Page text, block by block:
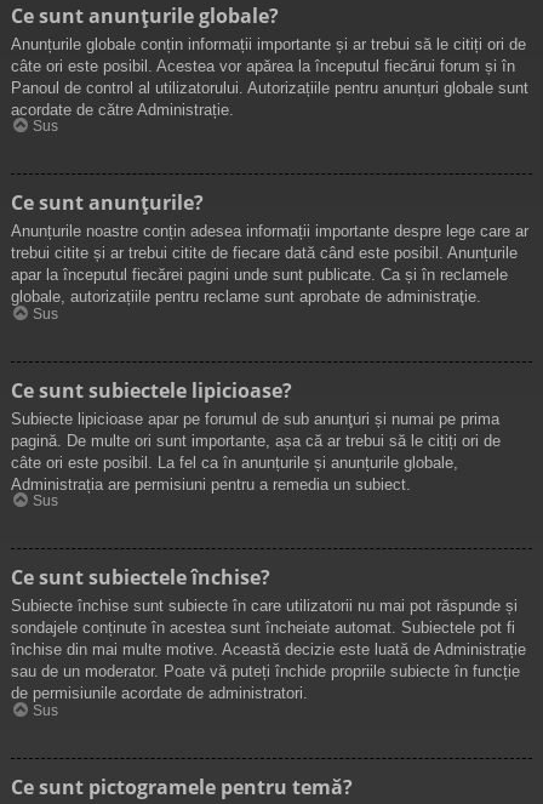
Ce sunt anunţurile globale?
Anunțurile globale conțin informații importante și ar trebui să le citiți ori de
câte ori este posibil. Acestea vor apărea la începutul fiecărui forum și în
Panoul de control al utilizatorului. Autorizațiile pentru anunțuri globale sunt
acordate de către Administrație.
Sus
Ce sunt anunţurile?
Anunțurile noastre conțin adesea informații importante despre lege care ar
trebui citite și ar trebui citite de fiecare dată când este posibil. Anunțurile
apar la începutul fiecărei pagini unde sunt publicate. Ca și în reclamele
globale, autorizațiile pentru reclame sunt aprobate de administraţie.
Sus
Ce sunt subiectele lipicioase?
Subiecte lipicioase apar pe forumul de sub anunţuri și numai pe prima
pagină. De multe ori sunt importante, așa că ar trebui să le citiți ori de
câte ori este posibil. La fel ca în anunțurile și anunțurile globale,
Administrația are permisiuni pentru a remedia un subiect.
Sus
Ce sunt subiectele închise?
Subiecte închise sunt subiecte în care utilizatorii nu mai pot răspunde și
sondajele conținute în acestea sunt încheiate automat. Subiectele pot fi
închise din mai multe motive. Această decizie este luată de Administrație
sau de un moderator. Poate vă puteți închide propriile subiecte în funcție
de permisiunile acordate de administratori.
Sus
Ce sunt pictogramele pentru temă?